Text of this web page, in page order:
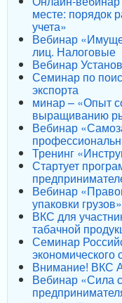
месте: порядок
учета»
Вебинар
лиц. Налоговые
Вебинар
Семинар по
экспорта
минар – «Опыт
выращиванию
Вебинар
Тренинг
Стартует
Вебинар
упаковки грузов»
ВКС для
табачной
Семинар
экономического
Внимание! ВКС
Вебинар «Сила